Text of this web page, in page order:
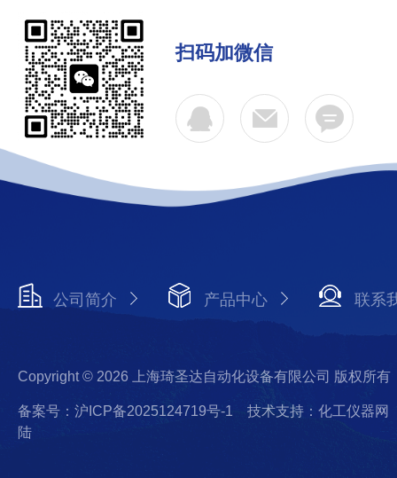
扫码加微信
公司简介 产品中心 联系
Copyright © 2026 上海琦圣达自动化设备有限公司 版权所有
备案号：沪ICP备2025124719号-1
技术支持：化工仪器网
陆